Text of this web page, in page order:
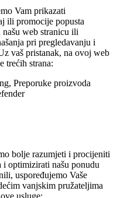
Vam prikazati
ili promocije popusta
našu web stranicu ili
pri pregledavanju i
vaš pristanak, na ovoj web
trećih strana:
Preporuke proizvoda
bolje razumjeti i procijeniti
i optimizirati našu ponudu
uspoređujemo Vaše
vanjskim pružateljima